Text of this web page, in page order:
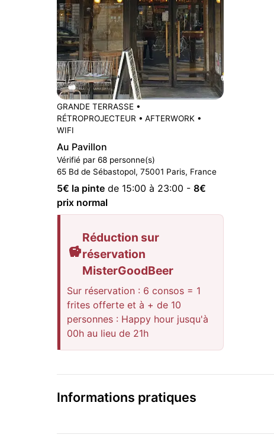
GRANDE TERRASSE •
RÉTROPROJECTEUR • AFTERWORK•
WIFI
Au Pavillon
Vérifié par 68 personne(s)
65 Bd de Sébastopol, 75001 Paris, France
5€ la pinte de 15:00 à 23:00 - 8€
prix normal
Réduction sur
réservation
MisterGoodBeer
Sur réservation : 6 consos = 1
frites offerte et à + de 10
personnes : Happy hour jusqu'à
00h au lieu de 21h
Informations pratiques